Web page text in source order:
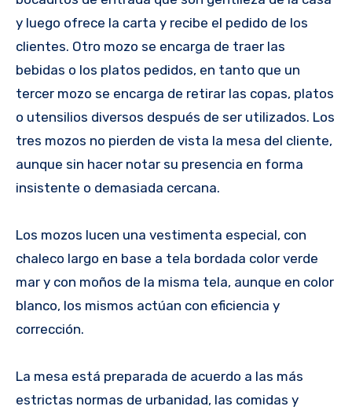
y luego ofrece la carta y recibe el pedido de los
clientes. Otro mozo se encarga de traer las
bebidas o los platos pedidos, en tanto que un
tercer mozo se encarga de retirar las copas, platos
o utensilios diversos después de ser utilizados. Los
tres mozos no pierden de vista la mesa del cliente,
aunque sin hacer notar su presencia en forma
insistente o demasiada cercana.
Los mozos lucen una vestimenta especial, con
chaleco largo en base a tela bordada color verde
mar y con moños de la misma tela, aunque en color
blanco, los mismos actúan con eficiencia y
corrección.
La mesa está preparada de acuerdo a las más
estrictas normas de urbanidad, las comidas y